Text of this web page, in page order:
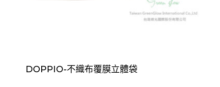
DOPPIO-不織布覆膜立體袋